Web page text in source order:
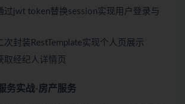
过jwt token替换session实现用户登录与
次封装RestTemplate实现个人页展示
取经纪人详情页
务实战-房产服务